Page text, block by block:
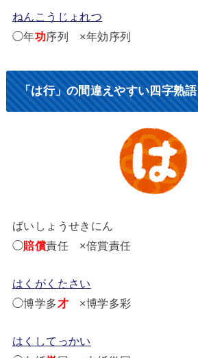
ねんこうじょれつ
◯年功序列 ×年効序列
「は行」の間違えやすい四字熟語
ばいしょうせきにん
◯賠償責任 ×倍賞責任
はくがくたさい
◯博学多才×博学多彩
はくしてっかい